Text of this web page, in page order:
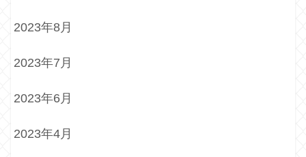
2023年8月
2023年7月
2023年6月
2023年4月